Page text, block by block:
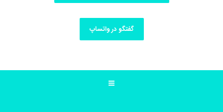
گفتگو در واتساپ